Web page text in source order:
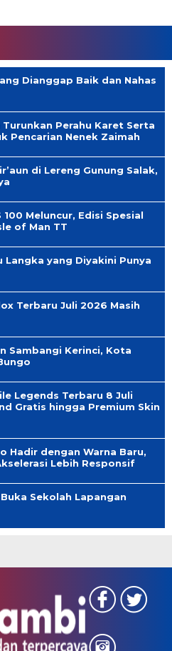
Dianggap Baik dan Nahas
Turunkan Perahu Karet Serta
Pencarian Nenek Zaimah
di Lereng Gunung Salak,
100 Meluncur, Edisi Spesial
of Man TT
Langka yang Diyakini Punya
Terbaru Juli 2026 Masih
Sambangi Kerinci, Kota
Legends Terbaru 8 Juli
Gratis hingga Premium Skin
Hadir dengan Warna Baru,
Lebih Responsif
Sekolah Lapangan